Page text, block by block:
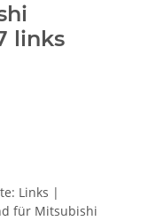
links
Links |
für Mitsubishi